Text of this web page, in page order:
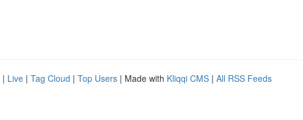
| Live | Tag Cloud | Top Users | Made with Kliqqi CMS | All RSS Feeds